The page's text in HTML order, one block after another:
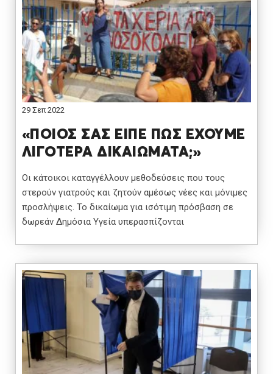
29 Σεπ 2022
«ΠΟΙΟΣ ΣΑΣ ΕΙΠΕ ΠΩΣ ΕΧΟΥΜΕ
ΛΙΓΟΤΕΡΑ ΔΙΚΑΙΩΜΑΤΑ;»
Οι κάτοικοι καταγγέλλουν μεθοδεύσεις που τους
στερούν γιατρούς και ζητούν αμέσως νέες και μόνιμες
προσλήψεις. Το δικαίωμα για ισότιμη πρόσβαση σε
δωρεάν Δημόσια Υγεία υπερασπίζονται